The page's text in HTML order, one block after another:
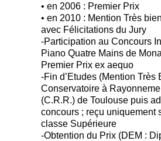
• en 2006 : Premier Prix
• en 2010 : Mention Très
avec Félicitations du Jury
-Participation au Concours
Piano Quatre Mains de
Premier Prix ex aequo
-Fin d’Etudes (Mention Très
Conservatoire à
(C.R.R.) de Toulouse puis
concours ; reçu uniquement
classe Supérieure
-Obtention du Prix (DEM :